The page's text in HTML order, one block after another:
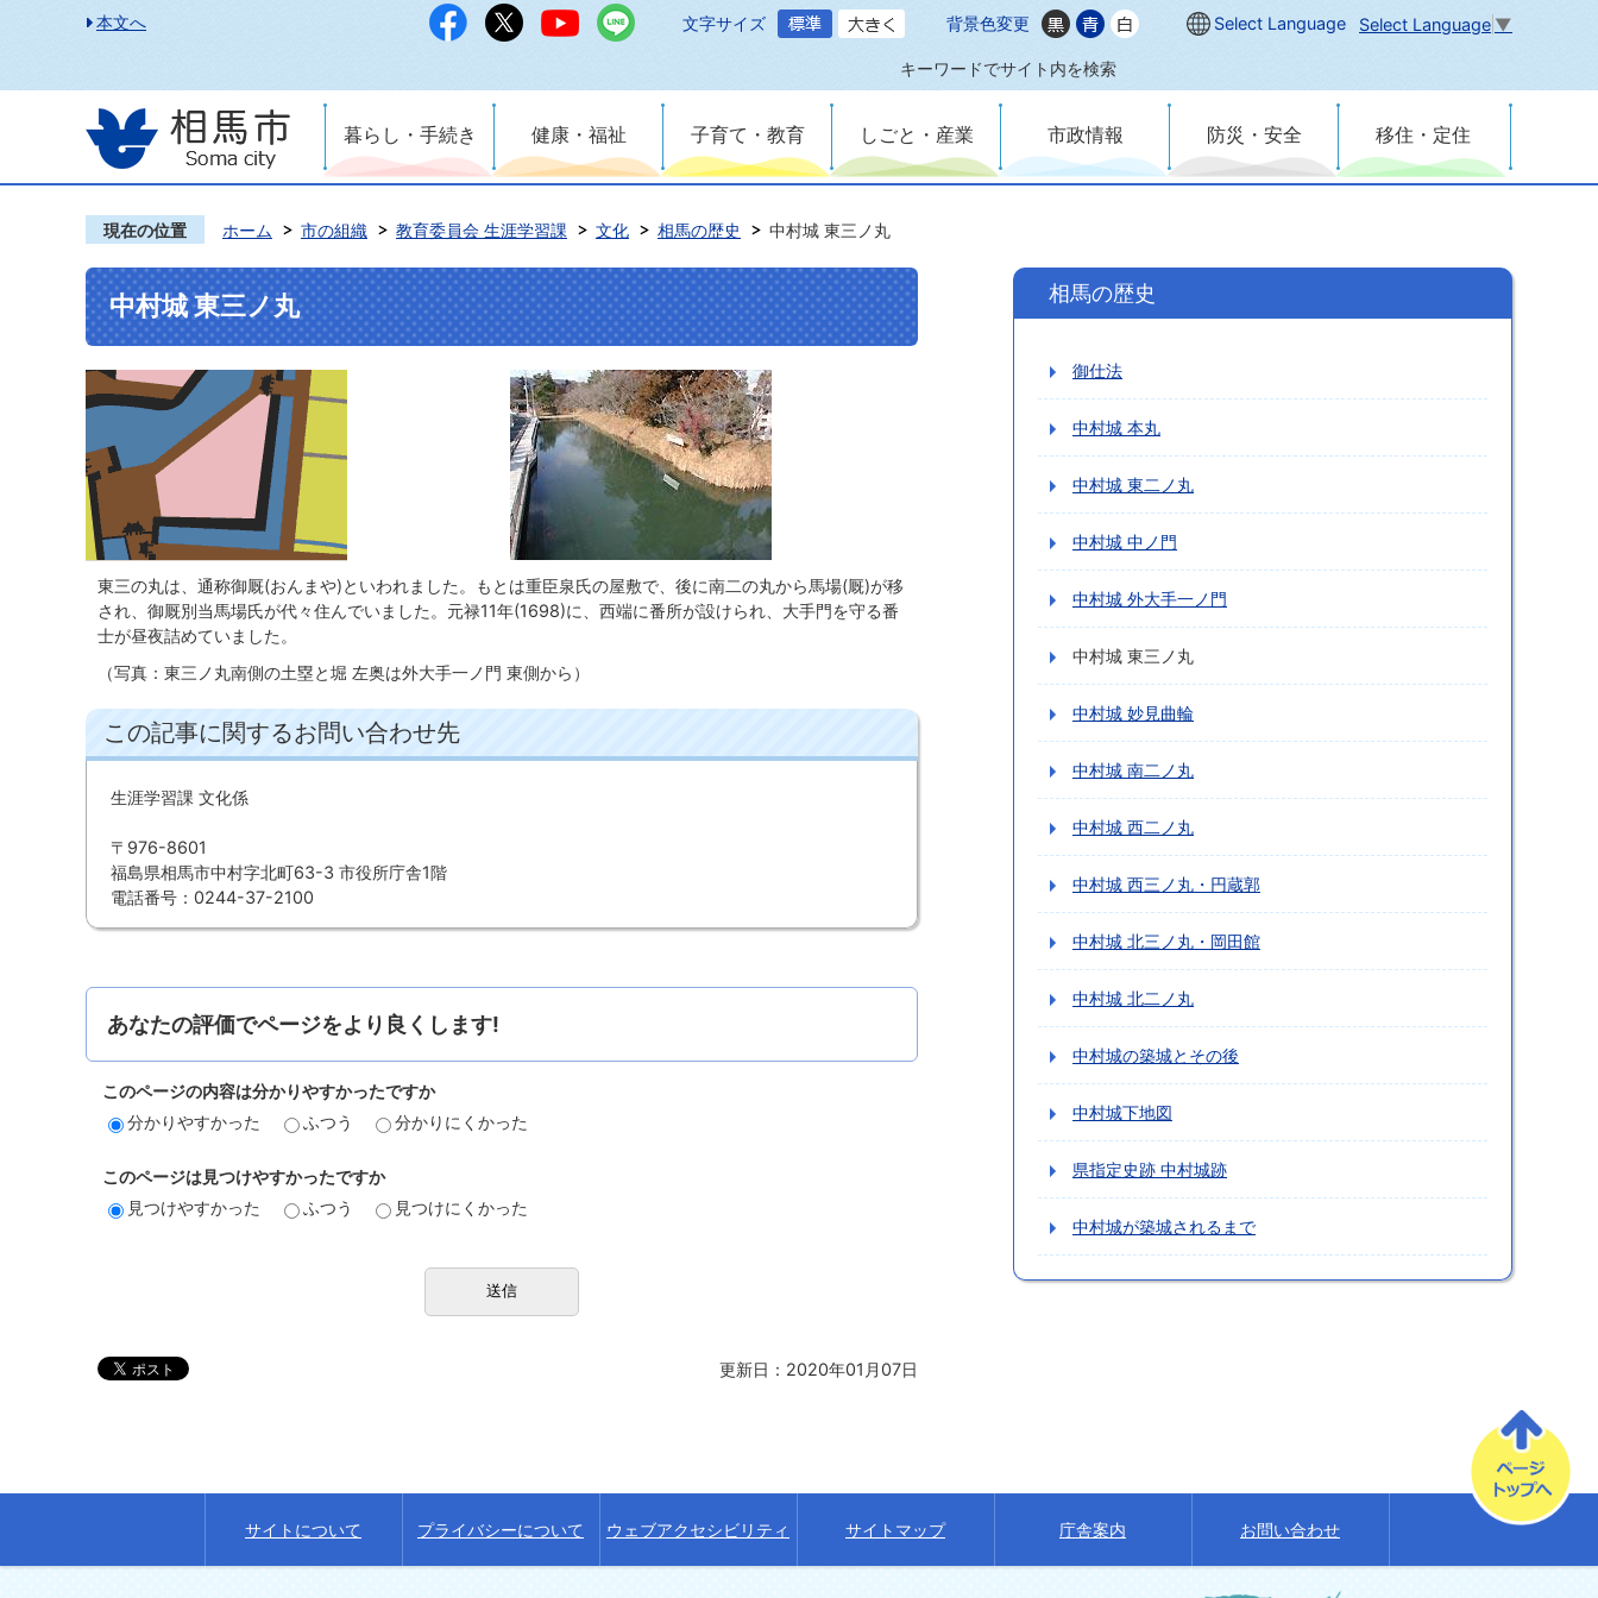
本文へ 文字サイズ 背景色変更 Select Language Select Language ▼
キーワードでサイト内を検索
暮らし・手続き 健康・福祉 子育て・教育 しごと・産業 市政情報 防災・安全 移住・定住
現在の位置 ホーム 市の組織 教育委員会 生涯学習課 文化 相馬の歴史 中村城 東三ノ丸
中村城 東三ノ丸
東三の丸は、通称御厩(おんまや)といわれました。もとは重臣泉氏の屋敷で、後に南二の丸から馬場(厩)が移
され、御厩別当馬場氏が代々住んでいました。元禄11年(1698)に、西端に番所が設けられ、大手門を守る番
士が昼夜詰めていました。
（写真：東三ノ丸南側の土塁と堀 左奥は外大手一ノ門 東側から）
この記事に関するお問い合わせ先
生涯学習課 文化係
〒976-8601
福島県相馬市中村字北町63-3 市役所庁舎1階
電話番号：0244-37-2100
あなたの評価でページをより良くします!
このページの内容は分かりやすかったですか
分かりやすかった
ふつう 分かりにくかった
このページは見つけやすかったですか
見つけやすかった
ふつう 見つけにくかった
更新日：2020年01月07日
相馬の歴史
御仕法
中村城 本丸
中村城 東二ノ丸
中村城 中ノ門
中村城 外大手一ノ門
中村城 東三ノ丸
中村城 妙見曲輪
中村城 南二ノ丸
中村城 西二ノ丸
中村城 西三ノ丸・円蔵郭
中村城 北三ノ丸・岡田館
中村城 北二ノ丸
中村城の築城とその後
中村城下地図
県指定史跡 中村城跡
中村城が築城されるまで
サイトについて プライバシーについて ウェブアクセシビリティ サイトマップ 庁舎案内 お問い合わせ